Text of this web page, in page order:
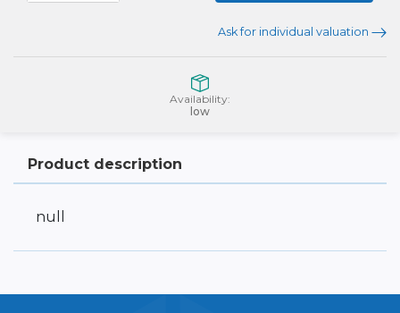
Ask for individual valuation
Availability:
low
Product description
null